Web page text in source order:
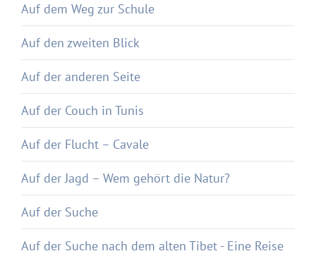
Auf dem Weg zur Schule
Auf den zweiten Blick
Auf der anderen Seite
Auf der Couch in Tunis
Auf der Flucht – Cavale
Auf der Jagd – Wem gehört die Natur?
Auf der Suche
Auf der Suche nach dem alten Tibet - Eine Reise